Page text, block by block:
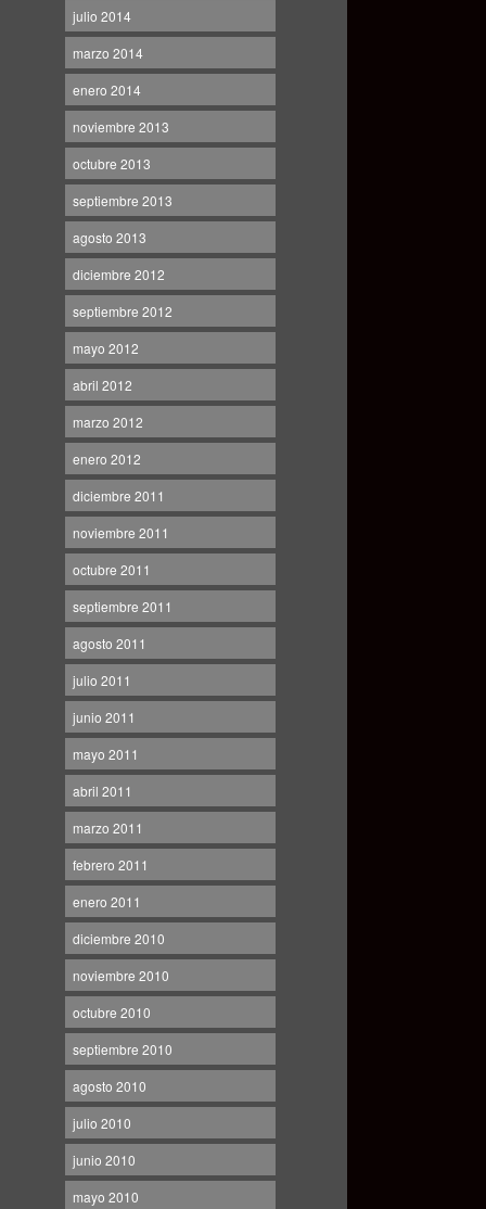
julio 2014
marzo 2014
enero 2014
noviembre 2013
octubre 2013
septiembre 2013
agosto 2013
diciembre 2012
septiembre 2012
mayo 2012
abril 2012
marzo 2012
enero 2012
diciembre 2011
noviembre 2011
octubre 2011
septiembre 2011
agosto 2011
julio 2011
junio 2011
mayo 2011
abril 2011
marzo 2011
febrero 2011
enero 2011
diciembre 2010
noviembre 2010
octubre 2010
septiembre 2010
agosto 2010
julio 2010
junio 2010
mayo 2010